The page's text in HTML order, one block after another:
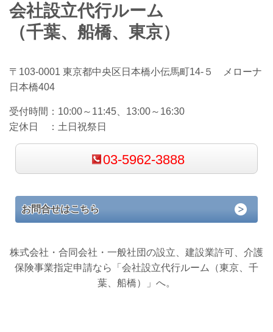
会社設立代行ルーム
（千葉、船橋、東京）
〒103-0001 東京都中央区日本橋小伝馬町14-５ メローナ
日本橋404
受付時間： 10:00～11:45、13:00～16:30
定休日 ： 土日祝祭日
03-5962-3888
お問合せはこちら
株式会社・合同会社・一般社団の設立、建設業許可、介護
保険事業指定申請なら「会社設立代行ルーム（東京、千
葉、船橋）」へ。